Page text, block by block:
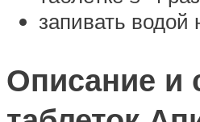
запивать водой
Описание и